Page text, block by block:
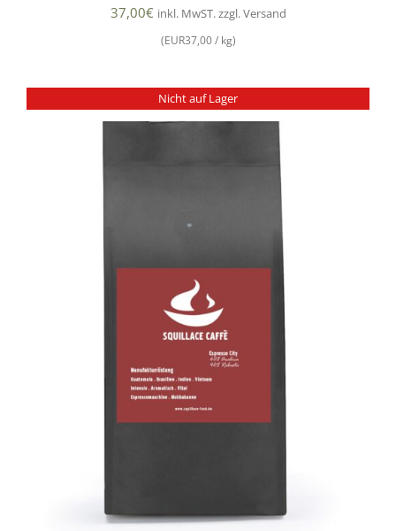
37,00€ inkl. MwST. zzgl. Versand
(EUR37,00 / kg)
Nicht auf Lager